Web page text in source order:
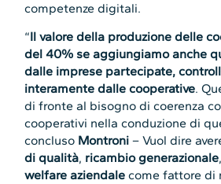
competenze digitali.
“Il valore della produzione delle
del 40% se aggiungiamo anche
dalle imprese partecipate,
interamente dalle cooperative.
di fronte al bisogno di coerenza
cooperativi nella conduzione di
concluso Montroni – Vuol dire
di qualità, ricambio generazionale
welfare aziendale come fattore di